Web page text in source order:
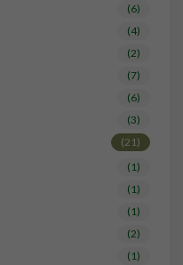
(6)
(4)
(2)
(7)
(6)
(3)
(21)
(1)
(1)
(1)
(2)
(1)